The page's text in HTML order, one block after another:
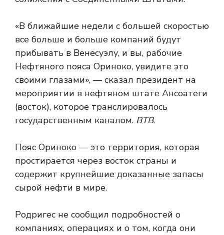
«В ближайшие недели с большей скоростью
все больше и больше компаний будут
прибывать в Венесуэлу, и вы, рабочие
Нефтяного пояса Ориноко, увидите это
своими глазами», — сказал президент на
мероприятии в нефтяном штате Ансоатеги
(восток), которое транслировалось
государственным каналом. ВТВ.
Пояс Ориноко — это территория, которая
простирается через восток страны и
содержит крупнейшие доказанные запасы
сырой нефти в мире.
Родригес не сообщил подробностей о
компаниях, операциях и о том, когда они